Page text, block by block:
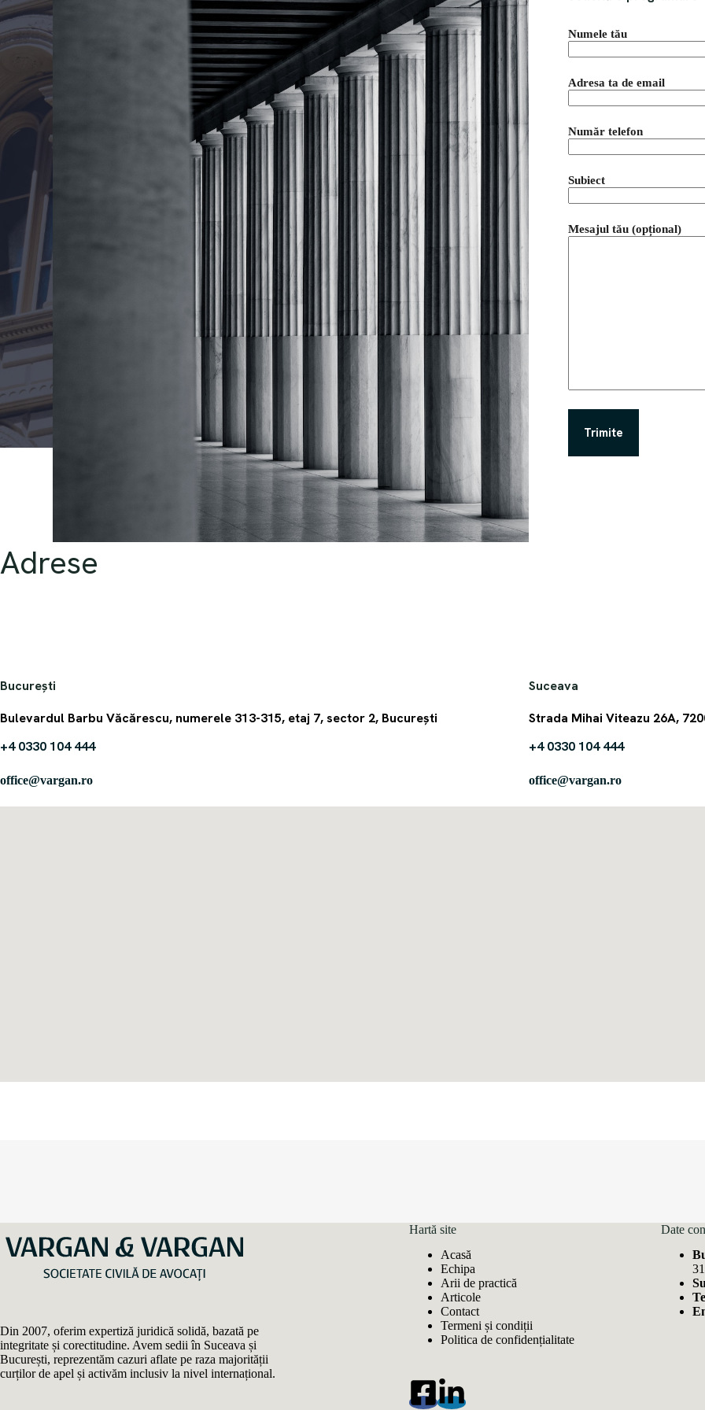
Numele tău
Adresa ta de email
Număr telefon
Subiect
Mesajul tău (opțional)
Adrese
București
Bulevardul Barbu Văcărescu, numerele 313-315, etaj 7, sector 2, București
+4 0330 104 444
office@vargan.ro
Suceava
Strada Mihai Viteazu 26A,
+4 0330 104 444
office@vargan.ro
Din 2007, oferim expertiză juridică solidă, bazată pe
integritate și corectitudine. Avem sedii în Suceava și
București, reprezentăm cazuri aflate pe raza majorității
curților de apel și activăm inclusiv la nivel internațional.
Hartă site
Acasă
Echipa
Arii de practică
Articole
Contact
Termeni și condiții
Politica de confidențialitate
Date